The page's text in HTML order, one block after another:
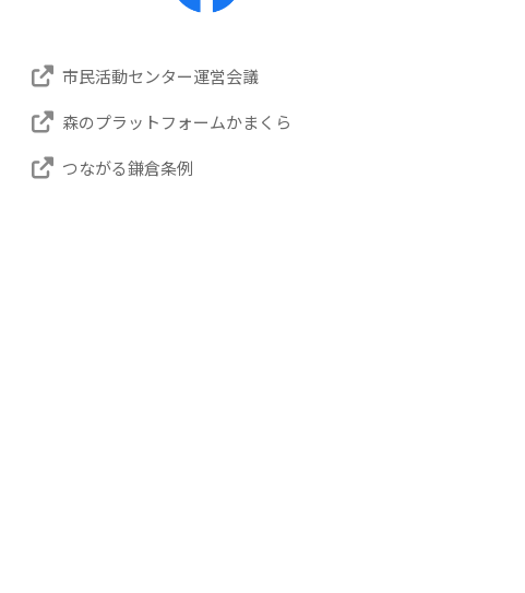
市民活動センター運営会議
森のプラットフォームかまくら
つながる鎌倉条例